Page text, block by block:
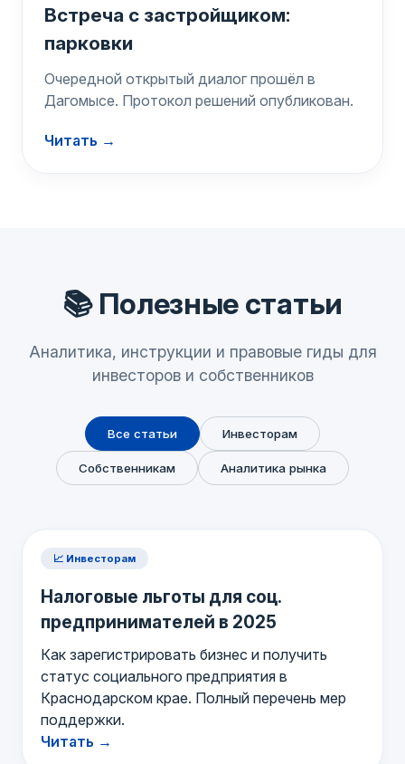
Встреча с застройщиком:
парковки
Очередной открытый диалог прошёл в
Дагомысе. Протокол решений опубликован.
Читать →
📚 Полезные статьи
Аналитика, инструкции и правовые гиды для
инвесторов и собственников
Все статьи Инвесторам
Собственникам Аналитика рынка
📈 Инвесторам
Налоговые льготы для соц.
предпринимателей в 2025
Как зарегистрировать бизнес и получить
статус социального предприятия в
Краснодарском крае. Полный перечень мер
поддержки.
Читать →